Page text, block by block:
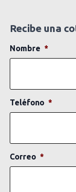
Recibe una
Nombre *
Teléfono *
Correo *